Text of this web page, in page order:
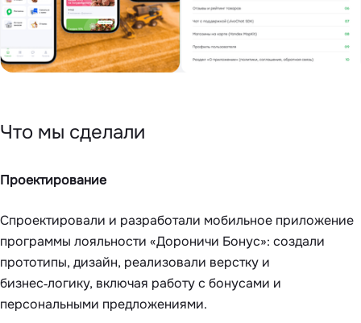
Что мы сделали
Проектирование
Спроектировали и разработали мобильное приложение
программы лояльности «Дороничи Бонус»: создали
прототипы, дизайн, реализовали верстку и
бизнес‑логику, включая работу с бонусами и
персональными предложениями.